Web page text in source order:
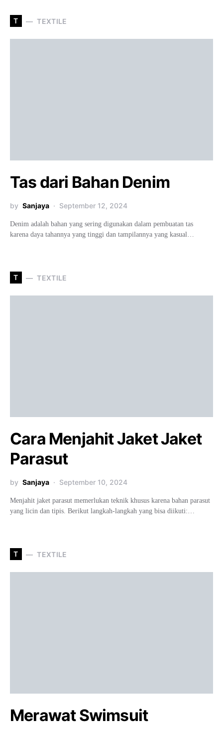
T TEXTILE
Tas dari Bahan Denim
by Sanjaya September 12, 2024
Denim adalah bahan yang sering digunakan dalam pembuatan tas
karena daya tahannya yang tinggi dan tampilannya yang kasual…
T TEXTILE
Cara Menjahit Jaket Jaket
Parasut
by Sanjaya September 10, 2024
Menjahit jaket parasut memerlukan teknik khusus karena bahan parasut
yang licin dan tipis. Berikut langkah-langkah yang bisa diikuti:…
T TEXTILE
Merawat Swimsuit